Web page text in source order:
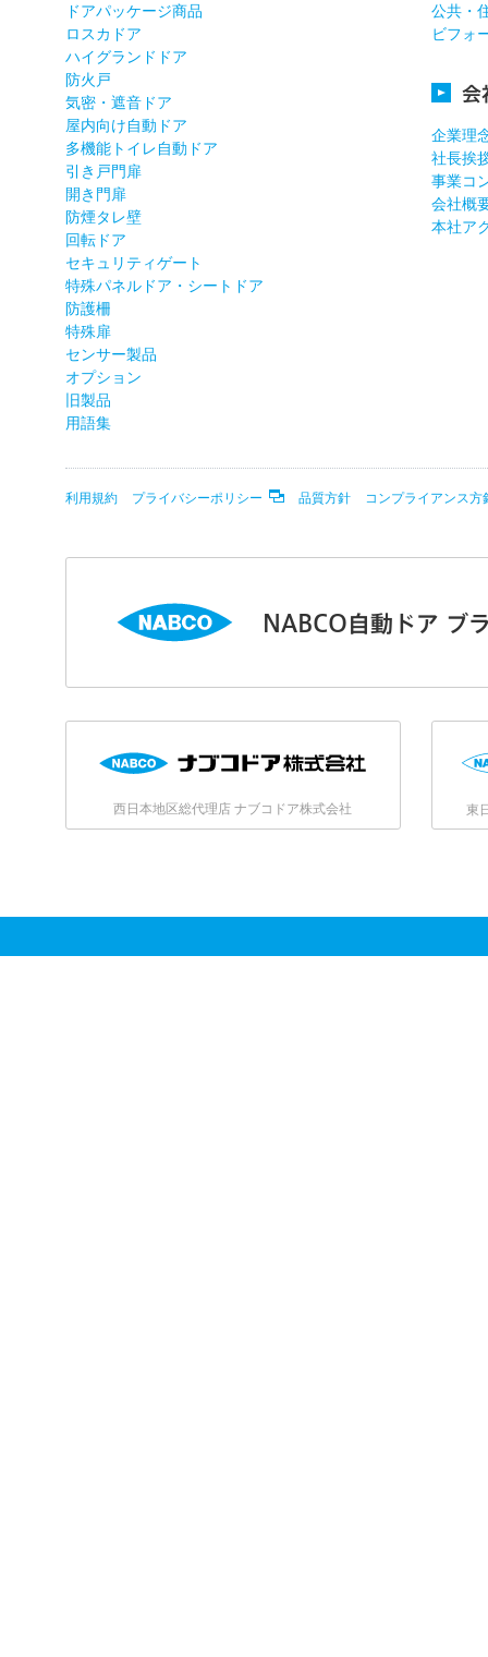
ドアパッケージ商品
ロスカドア
ハイグランドドア
防火戸
気密・遮音ドア
屋内向け自動ドア
多機能トイレ自動ドア
引き戸門扉
開き門扉
防煙タレ壁
回転ドア
セキュリティゲート
特殊パネルドア・シートドア
防護柵
特殊扉
センサー製品
オプション
旧製品
用語集
公共・
ビフォ
会
企業理
社長挨
事業コ
会社概
本社ア
利用規約 プライバシーポリシー 品質方針 コンプライアンス方
NABCO自動ドア ブ
西日本地区総代理店 ナブコドア株式会社 東